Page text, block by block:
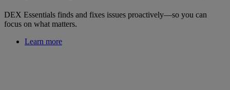
DEX Essentials finds and fixes issues proactively—so you can
focus on what matters.
Learn more